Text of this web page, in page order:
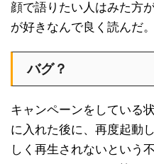
顔で語りたい人はみた方
が好きなんで良く読んだ。
バグ？
キャンペーンをしている
に入れた後に、再度起動
しく再生されないという